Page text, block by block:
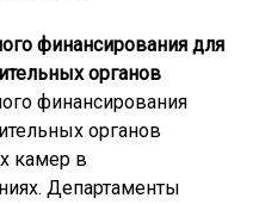
финансирования для
органов
финансирования
органов
камер в
Департаменты